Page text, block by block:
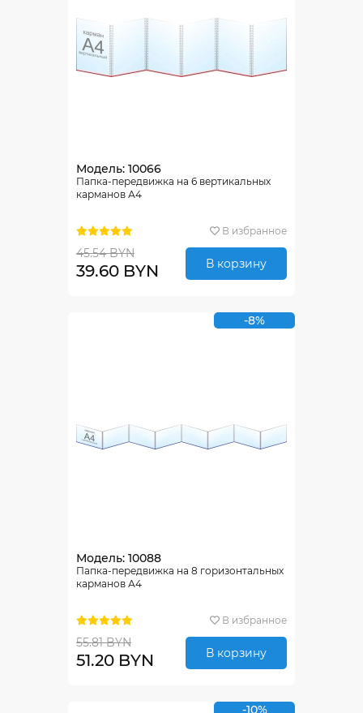
Модель: 10066
Папка-передвижка на 6 вертикальных
карманов А4
В избранное
45.54 BYN
39.60 BYN В корзину
-8%
Модель: 10088
Папка-передвижка на 8 горизонтальных
карманов А4
В избранное
55.81 BYN
51.20 BYN В корзину
-10%